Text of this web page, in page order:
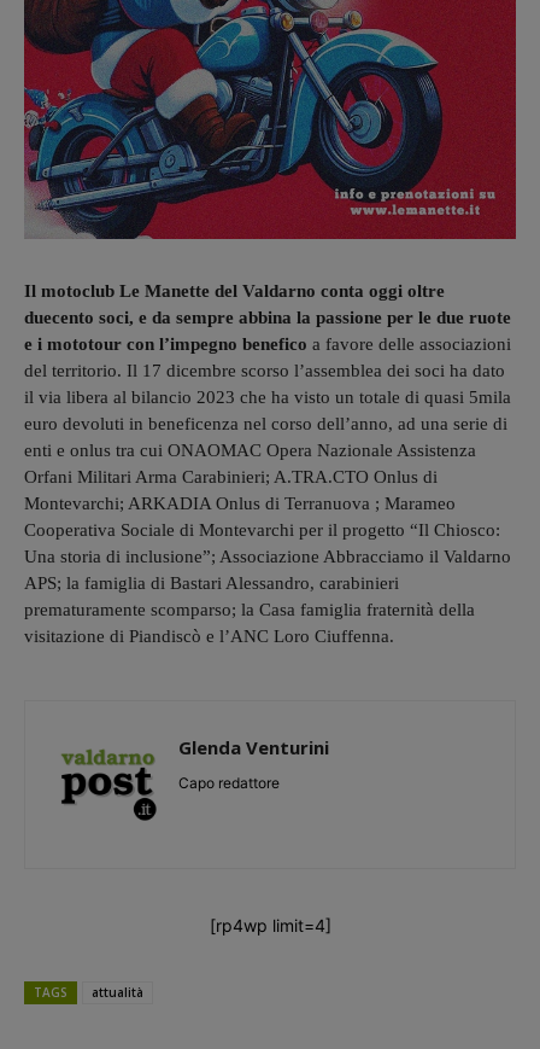
Il motoclub Le Manette del Valdarno conta oggi oltre
duecento soci, e da sempre abbina la passione per le due ruote
e i mototour con l’impegno benefico a favore delle associazioni
del territorio. Il 17 dicembre scorso l’assemblea dei soci ha dato
il via libera al bilancio 2023 che ha visto un totale di quasi 5mila
euro devoluti in beneficenza nel corso dell’anno, ad una serie di
enti e onlus tra cui ONAOMAC Opera Nazionale Assistenza
Orfani Militari Arma Carabinieri; A.TRA.CTO Onlus di
Montevarchi; ARKADIA Onlus di Terranuova ; Marameo
Cooperativa Sociale di Montevarchi per il progetto “Il Chiosco:
Una storia di inclusione”; Associazione Abbracciamo il Valdarno
APS; la famiglia di Bastari Alessandro, carabinieri
prematuramente scomparso; la Casa famiglia fraternità della
visitazione di Piandiscò e l’ANC Loro Ciuffenna.
Glenda Venturini
Capo redattore
[rp4wp limit=4]
TAGS attualità